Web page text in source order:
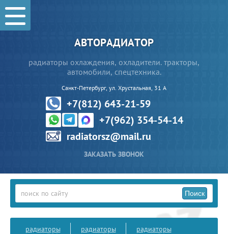
АВТОРАДИАТОР
радиаторы охлаждения, охладители. тракторы,
автомобили, спецтехника.
Санкт-Петербург, ул. Хрустальная, 31 А
+7(812) 643-21-59
+7(962) 354-54-14
radiatorsz@mail.ru
ЗАКАЗАТЬ ЗВОНОК
радиаторы
радиаторы
радиаторы